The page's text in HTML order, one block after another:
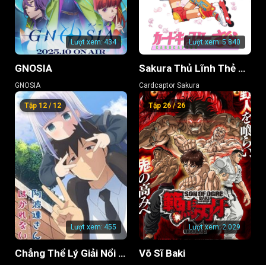
Lượt xem: 434
GNOSIA
GNOSIA
Lượt xem:5.840
Sakura Thủ Lĩnh Thẻ Bài
Cardcaptor Sakura
Lượt xem: 455
Tập 12 / 12
Chẳng Thể Lý Giải Nổi Aharen-san (Phần 2)
Lượt xem:2.029
Tập 26 / 26
Võ Sĩ Baki